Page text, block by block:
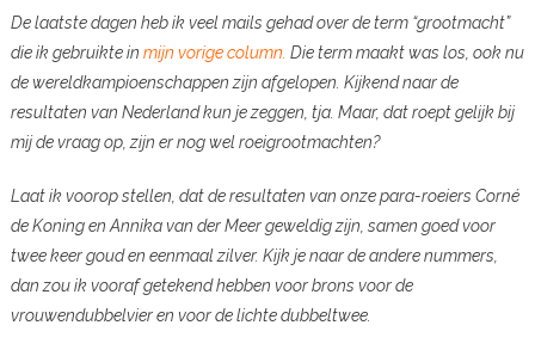
De laatste dagen heb ik veel mails gehad over de term “grootmacht”
die ik gebruikte in mijn vorige column. Die term maakt was los, ook nu
de wereldkampioenschappen zijn afgelopen. Kijkend naar de
resultaten van Nederland kun je zeggen, tja. Maar, dat roept gelijk bij
mij de vraag op, zijn er nog wel roeigrootmachten?
Laat ik voorop stellen, dat de resultaten van onze para-roeiers Corné
de Koning en Annika van der Meer geweldig zijn, samen goed voor
twee keer goud en eenmaal zilver. Kijk je naar de andere nummers,
dan zou ik vooraf getekend hebben voor brons voor de
vrouwendubbelvier en voor de lichte dubbeltwee.